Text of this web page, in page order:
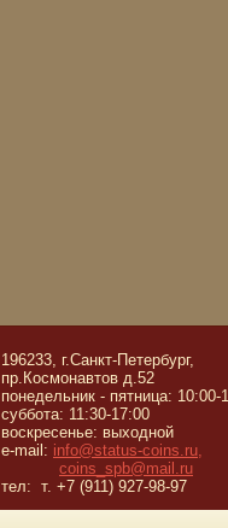
196233, г.Санкт-Петербург,
пр.Космонавтов д.52
понедельник - пятница: 10:00-
суббота: 11:30-17:00
воскресенье: выходной
e-mail: info@status-coins.ru,
coins_spb@mail.ru
тел: т. +7 (911) 927-98-97